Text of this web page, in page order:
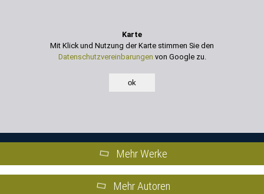
Karte
Mit Klick und Nutzung der Karte stimmen Sie den
Datenschutzvereinbarungen von Google zu.
ok
Mehr Werke
Mehr Autoren